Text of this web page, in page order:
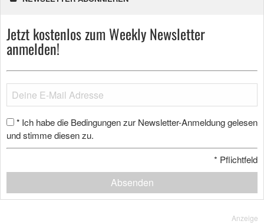
Jetzt kostenlos zum Weekly Newsletter
anmelden!
* Ich habe die Bedingungen zur Newsletter-Anmeldung gelesen
und stimme diesen zu.
* Pflichtfeld
Absenden
Anzeige